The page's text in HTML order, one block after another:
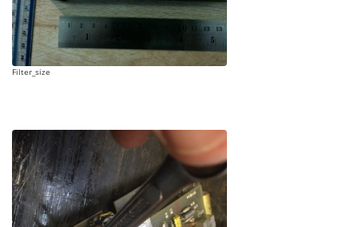
Filter_size